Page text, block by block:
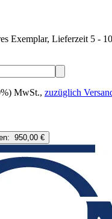
Exemplar, Lieferzeit 5 -
MwSt., zuzüglich
950,00 €